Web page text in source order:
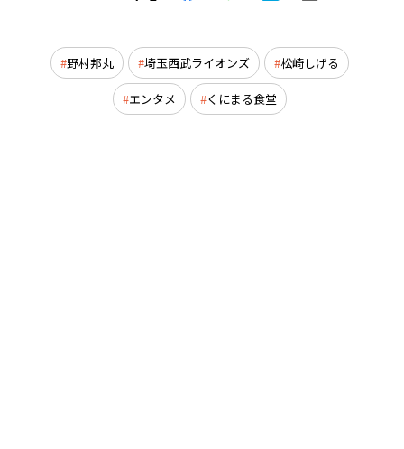
野村邦丸 埼玉西武ライオンズ 松崎しげる
エンタメ くにまる食堂